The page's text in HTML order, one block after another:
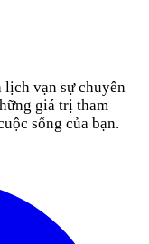
vạn sự chuyên
giá trị tham
sống của bạn.